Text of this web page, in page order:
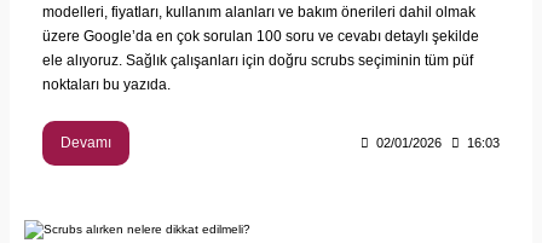
modelleri, fiyatları, kullanım alanları ve bakım önerileri dahil olmak
üzere Google’da en çok sorulan 100 soru ve cevabı detaylı şekilde
ele alıyoruz. Sağlık çalışanları için doğru scrubs seçiminin tüm püf
noktaları bu yazıda.
Devamı 02/01/2026 16:03